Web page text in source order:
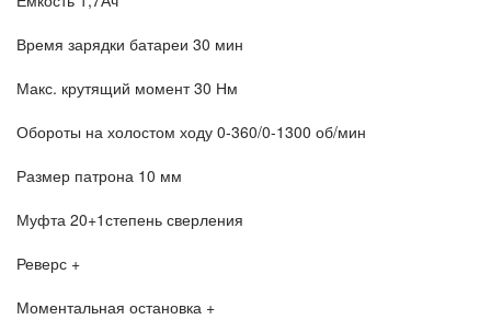
Время зарядки батареи 30 мин
Макс. крутящий момент 30 Нм
Обороты на холостом ходу 0-360/0-1300 об/мин
Размер патрона 10 мм
Муфта 20+1степень сверления
Реверс +
Моментальная остановка +